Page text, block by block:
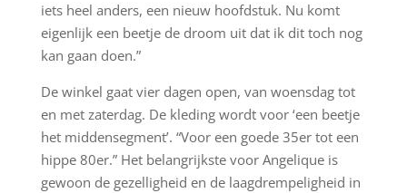
iets heel anders, een nieuw hoofdstuk. Nu komt
eigenlijk een beetje de droom uit dat ik dit toch nog
kan gaan doen.”
De winkel gaat vier dagen open, van woensdag tot
en met zaterdag. De kleding wordt voor ‘een beetje
het middensegment’. “Voor een goede 35er tot een
hippe 80er.” Het belangrijkste voor Angelique is
gewoon de gezelligheid en de laagdrempeligheid in